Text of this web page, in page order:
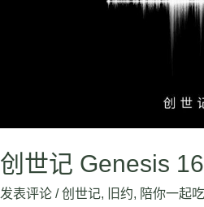
创世记 Genesis
发表评论 /创世记, 旧约, 陪你一起